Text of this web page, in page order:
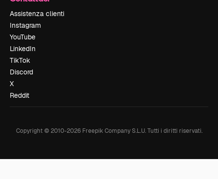
Assistenza clienti
Instagram
YouTube
LinkedIn
TikTok
Discord
X
Reddit
Copyright © 2010-2026Freepik Company S.L.U. Tutti i diritti riservati.